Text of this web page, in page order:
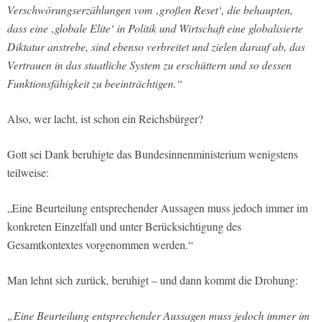
Verschwörungserzählungen vom ‚großen Reset‘, die behaupten,
dass eine ‚globale Elite‘ in Politik und Wirtschaft eine globalisierte
Diktatur anstrebe, sind ebenso verbreitet und zielen darauf ab, das
Vertrauen in das staatliche System zu erschüttern und so dessen
Funktionsfähigkeit zu beeinträchtigen.“
Also, wer lacht, ist schon ein Reichsbürger?
Gott sei Dank beruhigte das Bundesinnenministerium wenigstens
teilweise:
„Eine Beurteilung entsprechender Aussagen muss jedoch immer im
konkreten Einzelfall und unter Berücksichtigung des
Gesamtkontextes vorgenommen werden.“
Man lehnt sich zurück, beruhigt – und dann kommt die Drohung:
„Eine Beurteilung entsprechender Aussagen muss jedoch immer im